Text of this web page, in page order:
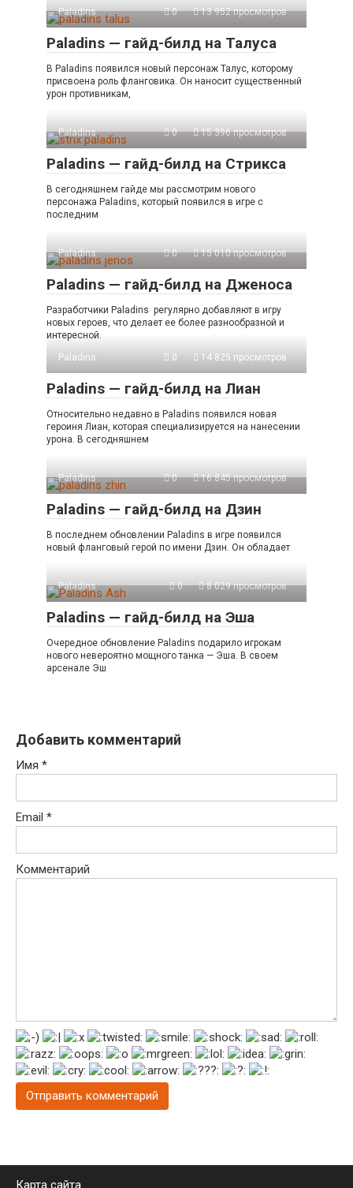
Paladins 0 13 952 просмотров
Paladins — гайд-билд на Талуса
В Paladins появился новый персонаж Талус, которому
присвоена роль фланговика. Он наносит существенный
урон противникам,
Paladins 0 15 396 просмотров
Paladins — гайд-билд на Стрикса
В сегодняшнем гайде мы рассмотрим нового
персонажа Paladins, который появился в игре с
последним
Paladins 0 15 010 просмотров
Paladins — гайд-билд на Дженоса
Разработчики Paladins регулярно добавляют в игру
новых героев, что делает ее более разнообразной и
интересной.
Paladins
0 14 825 просмотров
Paladins — гайд-билд на Лиан
Относительно недавно в Paladins появился новая
героиня Лиан, которая специализируется на нанесении
урона. В сегодняшнем
Paladins 0 16 845 просмотров
Paladins — гайд-билд на Дзин
В последнем обновлении Paladins в игре появился
новый фланговый герой по имени Дзин. Он обладает
Paladins 0 8 029 просмотров
Paladins — гайд-билд на Эша
Очередное обновление Paladins подарило игрокам
нового невероятно мощного танка — Эша. В своем
арсенале Эш
Добавить комментарий
Имя *
Email *
Комментарий
Карта сайта